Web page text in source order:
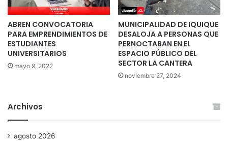
ABREN CONVOCATORIA
PARA EMPRENDIMIENTOS DE
ESTUDIANTES
UNIVERSITARIOS
mayo 9, 2022
MUNICIPALIDAD DE IQUIQUE
DESALOJA A PERSONAS QUE
PERNOCTABAN EN EL
ESPACIO PÚBLICO DEL
SECTOR LA CANTERA
noviembre 27, 2024
Archivos
agosto 2026